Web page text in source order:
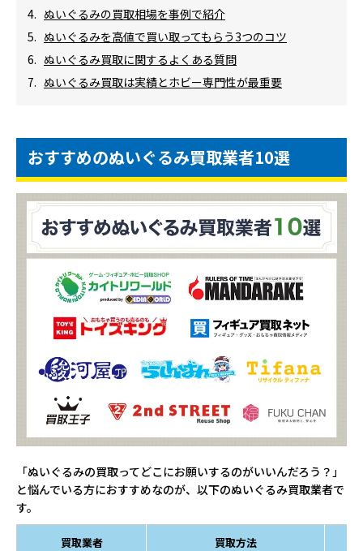
ぬいぐるみの買取相場を事例で紹介
ぬいぐるみを高値で買い取ってもらう3つのコツ
ぬいぐるみ買取に関するよくある質問
ぬいぐるみ買取は実績とホビー専門性が最重要
おすすめのぬいぐるみ買取業者10選
「ぬいぐるみの買取ってどこにお願いするのがいいんだろう？」
と悩んでいる方におすすめなのが、以下のぬいぐるみ買取業者で
す。
買取業者 買取方法